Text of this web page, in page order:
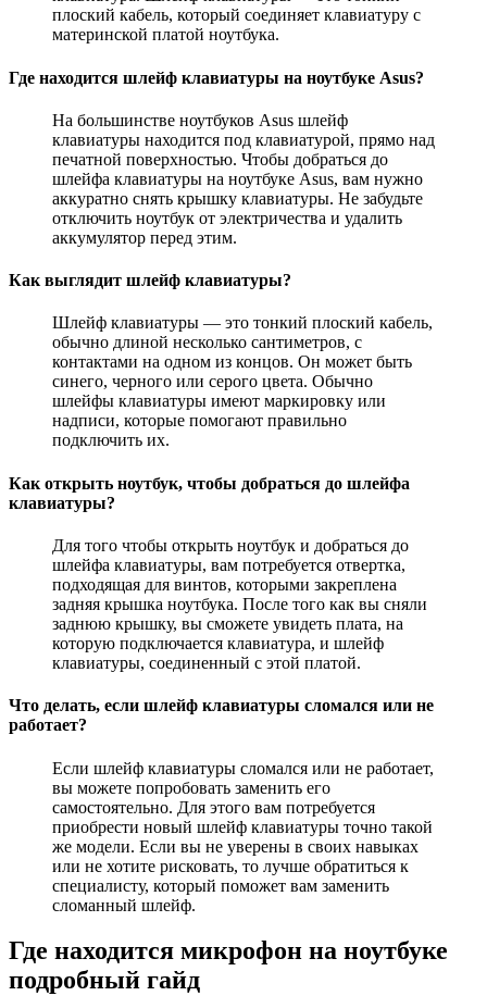
плоский кабель, который соединяет клавиатуру с
материнской платой ноутбука.
Где находится шлейф клавиатуры на ноутбуке Asus?
На большинстве ноутбуков Asus шлейф
клавиатуры находится под клавиатурой, прямо над
печатной поверхностью. Чтобы добраться до
шлейфа клавиатуры на ноутбуке Asus, вам нужно
аккуратно снять крышку клавиатуры. Не забудьте
отключить ноутбук от электричества и удалить
аккумулятор перед этим.
Как выглядит шлейф клавиатуры?
Шлейф клавиатуры — это тонкий плоский кабель,
обычно длиной несколько сантиметров, с
контактами на одном из концов. Он может быть
синего, черного или серого цвета. Обычно
шлейфы клавиатуры имеют маркировку или
надписи, которые помогают правильно
подключить их.
Как открыть ноутбук, чтобы добраться до шлейфа
клавиатуры?
Для того чтобы открыть ноутбук и добраться до
шлейфа клавиатуры, вам потребуется отвертка,
подходящая для винтов, которыми закреплена
задняя крышка ноутбука. После того как вы сняли
заднюю крышку, вы сможете увидеть плата, на
которую подключается клавиатура, и шлейф
клавиатуры, соединенный с этой платой.
Что делать, если шлейф клавиатуры сломался или не
работает?
Если шлейф клавиатуры сломался или не работает,
вы можете попробовать заменить его
самостоятельно. Для этого вам потребуется
приобрести новый шлейф клавиатуры точно такой
же модели. Если вы не уверены в своих навыках
или не хотите рисковать, то лучше обратиться к
специалисту, который поможет вам заменить
сломанный шлейф.
Где находится микрофон на ноутбуке
подробный гайд